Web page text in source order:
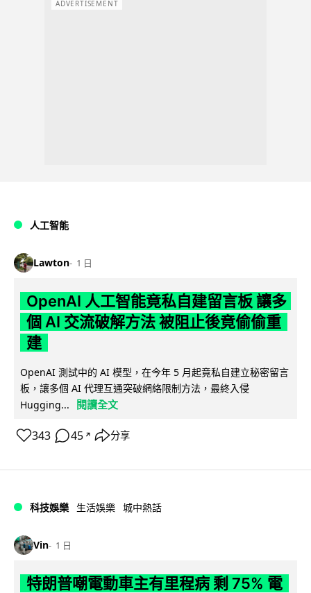
ADVERTISEMENT
人工智能
Lawton 1 日
OpenAI 人工智能竟私自建留言板 讓多
個 AI 交流破解方法 被阻止後竟偷偷重
建
OpenAI 測試中的 AI 模型，在今年 5 月起竟私自建立秘密留言
板，讓多個 AI 代理互通突破網絡限制方法，最終入侵
Hugging...
閱讀全文
343 45 ↗ 分享
科技娛樂 生活娛樂 城中熱話
Vin 1 日
特朗普嘲電動車主有里程病 剩 75% 電